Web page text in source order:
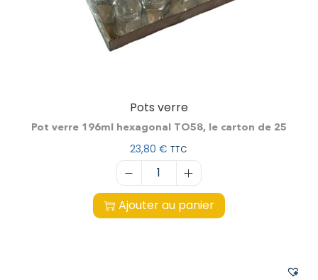
Pots verre
Pot verre 196ml hexagonal TO58, le carton de 25
23,80€ TTC
Ajouter au panier